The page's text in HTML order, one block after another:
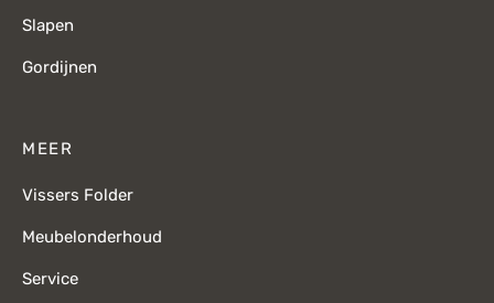
Slapen
Gordijnen
MEER
Vissers Folder
Meubelonderhoud
Service